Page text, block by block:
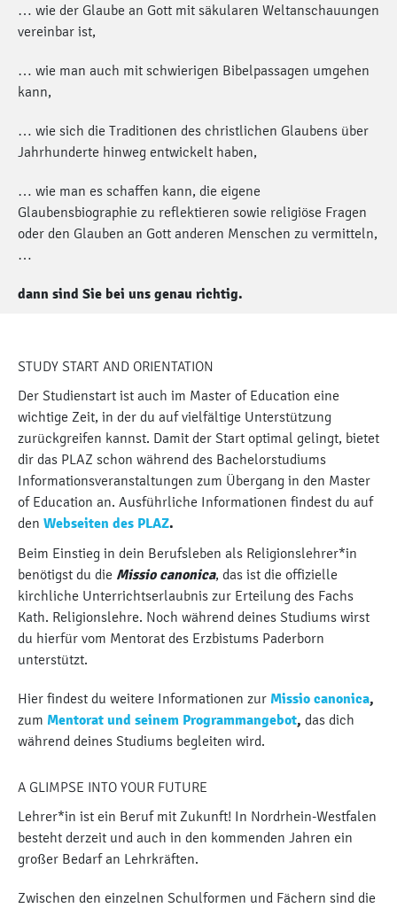
… wie der Glaube an Gott mit säkularen Weltanschauungen
vereinbar ist,
… wie man auch mit schwierigen Bibelpassagen umgehen
kann,
… wie sich die Traditionen des christlichen Glaubens über
Jahrhunderte hinweg entwickelt haben,
… wie man es schaffen kann, die eigene
Glaubensbiographie zu reflektieren sowie religiöse Fragen
oder den Glauben an Gott anderen Menschen zu vermitteln,
…
dann sind Sie bei uns genau richtig.
STUDY START AND ORIENTATION
Der Studienstart ist auch im Master of Education eine
wichtige Zeit, in der du auf vielfältige Unterstützung
zurückgreifen kannst. Damit der Start optimal gelingt, bietet
dir das PLAZ schon während des Bachelorstudiums
Informationsveranstaltungen zum Übergang in den Master
of Education an. Ausführliche Informationen findest du auf
den Webseiten des PLAZ.
Beim Einstieg in dein Berufsleben als Religionslehrer*in
benötigst du die Missio canonica, das ist die offizielle
kirchliche Unterrichtserlaubnis zur Erteilung des Fachs
Kath. Religionslehre. Noch während deines Studiums wirst
du hierfür vom Mentorat des Erzbistums Paderborn
unterstützt.
Hier findest du weitere Informationen zur Missio canonica,
zum Mentorat und seinem Programmangebot, das dich
während deines Studiums begleiten wird.
A GLIMPSE INTO YOUR FUTURE
Lehrer*in ist ein Beruf mit Zukunft! In Nordrhein-Westfalen
besteht derzeit und auch in den kommenden Jahren ein
großer Bedarf an Lehrkräften.
Zwischen den einzelnen Schulformen und Fächern sind die